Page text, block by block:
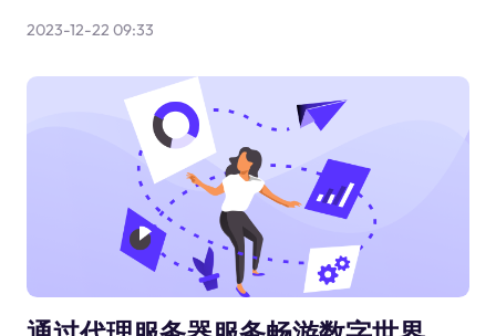
2023-12-22 09:33